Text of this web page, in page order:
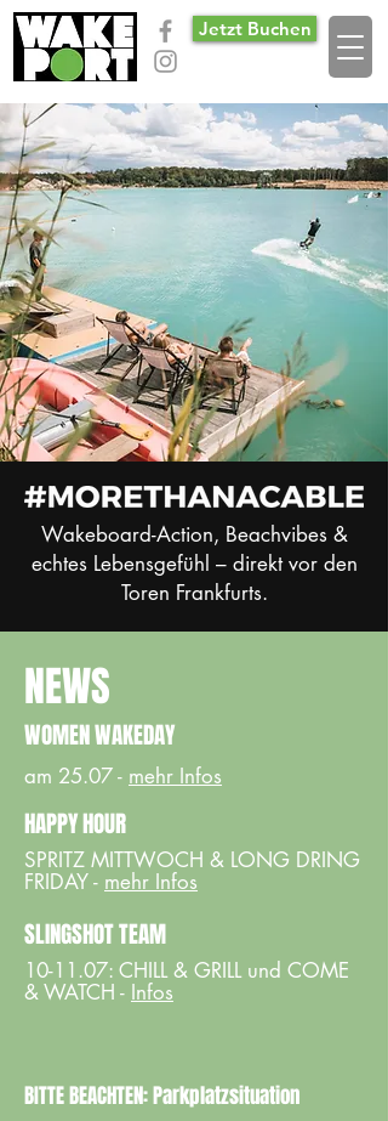
Jetzt Buchen
Wakeboard-Action, Beachvibes &
echtes Lebensgefühl – direkt vor den
Toren Frankfurts.
NEWS
WOMEN WAKEDAY
am 25.07 - mehr Infos
HAPPY HOUR
SPRITZ MITTWOCH & LONG DRING
FRIDAY - mehr Infos
SLINGSHOT TEAM
10-11.07: CHILL & GRILL und COME
& WATCH - Infos
BITTE BEACHTEN: Parkplatzsituation